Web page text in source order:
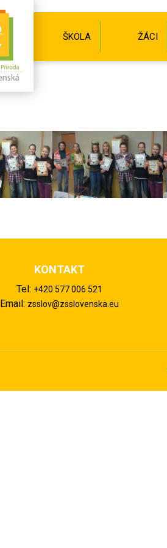
ŠKOLA ŽÁCI
KONTAKT
Tel: +420 577 006 521
Email: zsslov@zsslovenska.eu